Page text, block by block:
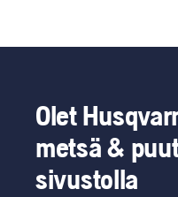
Olet
metsä &
sivustolla